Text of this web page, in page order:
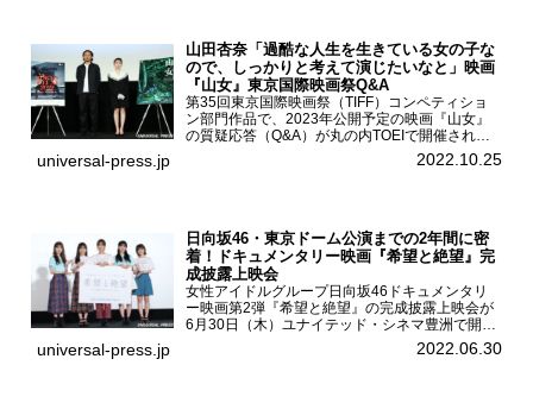
山田杏奈「過酷な人生を生きている女の子な
ので、しっかりと考えて演じたいなと」映画
『山女』東京国際映画祭Q&A
第35回東京国際映画祭（TIFF）コンペティショ
ン部門作品で、2023年公開予定の映画『山女』
の質疑応答（Q&A）が丸の内TOEIで開催され、
主演を務めた女優の山田杏奈、監督の福永壮志が
登壇。本作について語った。映画『山女』第35
universal-press.jp 2022.10.25
日向坂46・東京ドーム公演までの2年間に密
着！ドキュメンタリー映画『希望と絶望』完
成披露上映会
女性アイドルグループ日向坂46ドキュメンタリ
ー映画第2弾『希望と絶望』の完成披露上映会が
6月30日（木）ユナイテッド・シネマ豊洲で開催
され、日向坂46メンバーの加藤史帆、齊藤京
子、佐々木久美、富田鈴花、松田好花の5人が登
universal-press.jp 2022.06.30